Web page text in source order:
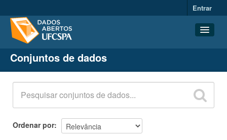
Entrar
Conjuntos de dados
Organizações
Grupos
Sobre
Conjuntos de dados
Ordenar por